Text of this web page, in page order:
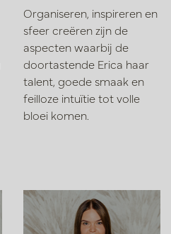
Organiseren, inspireren en
sfeer creëren zijn de
aspecten waarbij de
doortastende Erica haar
talent, goede smaak en
feilloze intuïtie tot volle
bloei komen.